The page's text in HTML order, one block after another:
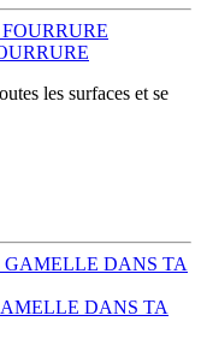
les surfaces et se
DANS TA